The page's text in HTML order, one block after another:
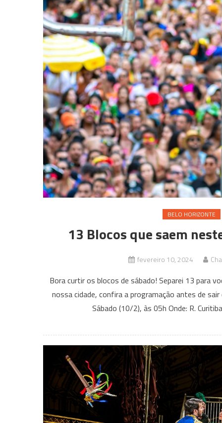
BELO HORIZONTE
13 Blocos que saem
fevereiro 10, 2024
Bora curtir os blocos de sábado! Separei 13 para
nossa cidade, confira a programação antes de
Sábado (10/2), às 05h Onde: R.